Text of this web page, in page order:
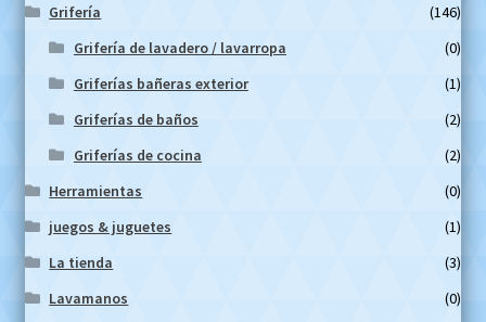
Grifería
(146)
Grifería de lavadero / lavarropa
(0)
Griferías bañeras exterior
(1)
Griferías de baños
(2)
Griferías de cocina
(2)
Herramientas
(0)
juegos & juguetes
(1)
La tienda
(3)
Lavamanos
(0)